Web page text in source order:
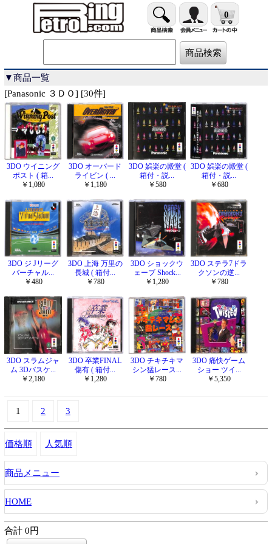
0
▼商品一覧
[Panasonic ３ＤＯ] [30件]
3DO ウイニング
ポスト ( 箱...
￥1,080
3DO オーバード
ライビン ( ...
￥1,180
3DO 娯楽の殿堂 (
箱付・説...
￥580
3DO 娯楽の殿堂 (
箱付・説...
￥680
3DO ジ Jリーグ
バーチャル...
￥480
3DO 上海 万里の
長城 ( 箱付...
￥780
3DO ショックウ
ェーブ Shock...
￥1,280
3DO ステラ7ドラ
クソンの逆...
￥780
3DO スラムジャ
ム 3Dバスケ...
￥2,180
3DO 卒業FINAL
傷有 ( 箱付...
￥1,280
3DO チキチキマ
シン猛レース...
￥780
3DO 痛快ゲーム
ショー ツイ...
￥5,350
1 2 3
価格順 人気順
商品メニュー
HOME
合計 0円